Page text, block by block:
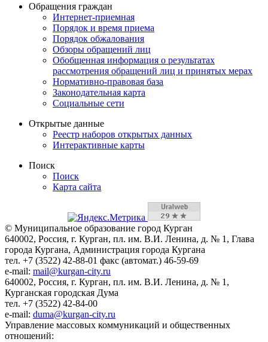
Обращения граждан
Интернет-приемная
Порядок и время приема
Порядок обжалования
Обзоры обращений лиц
Обобщенная информация о результатах
рассмотрения обращений лиц и принятых мерах
Нормативно-правовая база
Законодательная карта
Социальные сети
Открытые данные
Реестр наборов открытых данных
Интерактивные карты
Поиск
Поиск
Карта сайта
© Муниципальное образование город Курган
640002, Россия, г. Курган, пл. им. В.И. Ленина, д. № 1, Глава
города Кургана, Администрация города Кургана
тел. +7 (3522) 42-88-01 факс (автомат.) 46-59-69
e-mail: mail@kurgan-city.ru
640002, Россия, г. Курган, пл. им. В.И. Ленина, д. № 1,
Курганская городская Дума
тел. +7 (3522) 42-84-00
e-mail: duma@kurgan-city.ru
Управление массовых коммуникаций и общественных
отношений: